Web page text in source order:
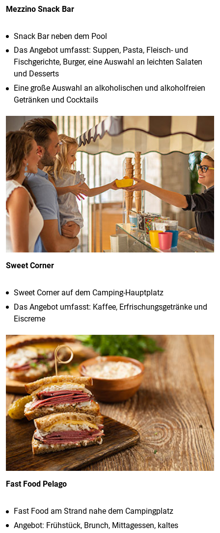
Mezzino Snack Bar
Snack Bar neben dem Pool
Das Angebot umfasst: Suppen, Pasta, Fleisch- und
Fischgerichte, Burger, eine Auswahl an leichten Salaten
und Desserts
Eine große Auswahl an alkoholischen und alkoholfreien
Getränken und Cocktails
Sweet Corner
Sweet Corner auf dem Camping-Hauptplatz
Das Angebot umfasst: Kaffee, Erfrischungsgetränke und
Eiscreme
Fast Food Pelago
Fast Food am Strand nahe dem Campingplatz
Angebot: Frühstück, Brunch, Mittagessen, kaltes